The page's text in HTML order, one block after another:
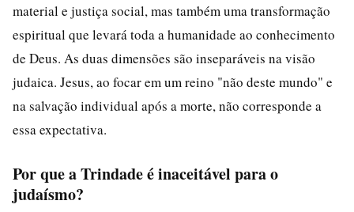
material e justiça social, mas também uma transformação
espiritual que levará toda a humanidade ao conhecimento
de Deus. As duas dimensões são inseparáveis na visão
judaica. Jesus, ao focar em um reino "não deste mundo" e
na salvação individual após a morte, não corresponde a
essa expectativa.
Por que a Trindade é inaceitável para o
judaísmo?